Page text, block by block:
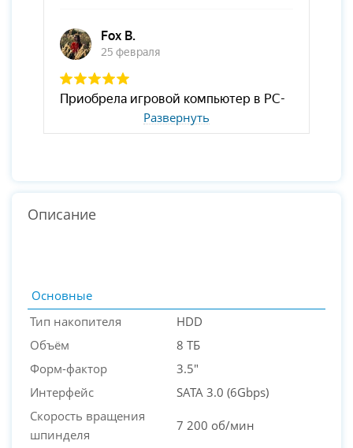
Развернуть
Описание
Основные
Тип накопителя
HDD
Объём
8 ТБ
Форм-фактор
3.5"
Интерфейс
SATA 3.0 (6Gbps)
Скорость вращения
шпинделя
7 200 об/мин